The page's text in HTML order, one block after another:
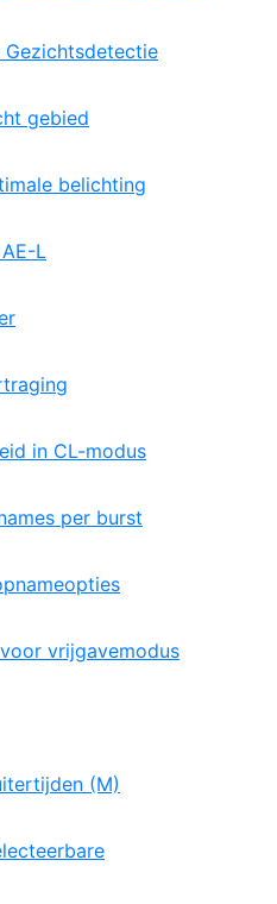
gebied
belichting
L
in CL-modus
per burst
vrijgavemodus
(M)